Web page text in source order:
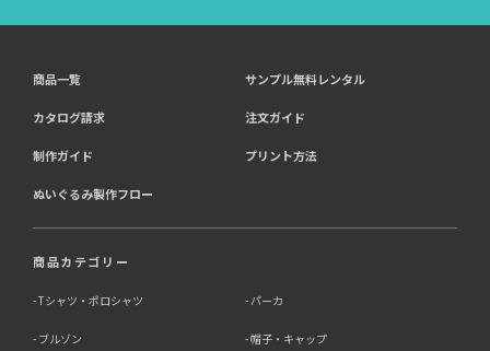
4．個人情報を第三者に提供することが予定される場合の
事項
第三者に提供する目的：パーソナライズ広告配信および効
提供する個人情報の項目：Cookie 等の識別子、広告 ID、
提供の手段又は方法：当社ウェブサイトのタグ・SDK・
携。
提供先：広告配信事業者（例：Google LLC等）。
商品一覧 サンプル無料レンタル
カタログ請求 注文ガイド
制作ガイド プリント方法
ぬいぐるみ製作フロー
商品カテゴリー
Tシャツ・ポロシャツ パーカ
ブルゾン 帽子・キャップ